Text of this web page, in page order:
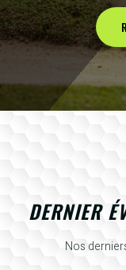
DERNIER
Nos